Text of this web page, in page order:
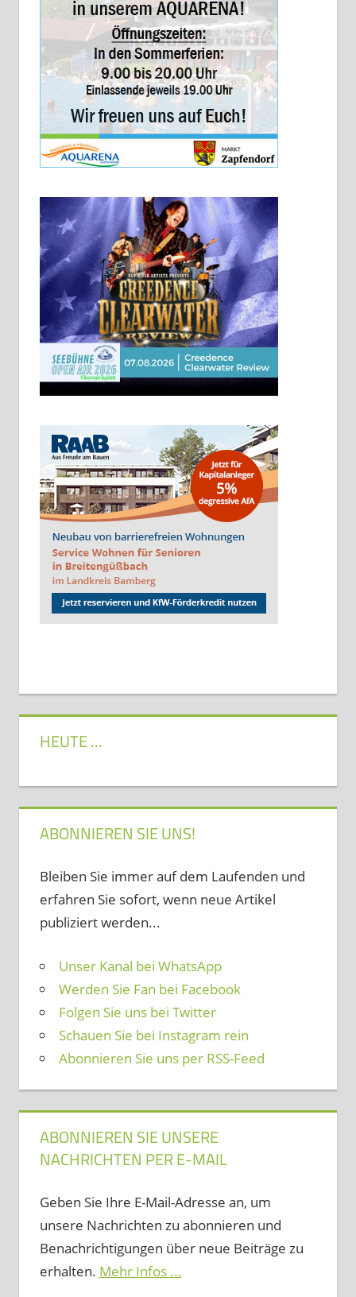
HEUTE …
ABONNIEREN SIE UNS!
Bleiben Sie immer auf dem Laufenden und
erfahren Sie sofort, wenn neue Artikel
publiziert werden...
Unser Kanal bei WhatsApp
Werden Sie Fan bei Facebook
Folgen Sie uns bei Twitter
Schauen Sie bei Instagram rein
Abonnieren Sie uns per RSS-Feed
ABONNIEREN SIE UNSERE
NACHRICHTEN PER E-MAIL
Geben Sie Ihre E-Mail-Adresse an, um
unsere Nachrichten zu abonnieren und
Benachrichtigungen über neue Beiträge zu
erhalten. Mehr Infos ...